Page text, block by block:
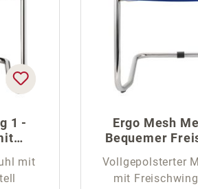
1 -
mit
Ergo Mesh
Bequemer
Vollgepolsterter
mit